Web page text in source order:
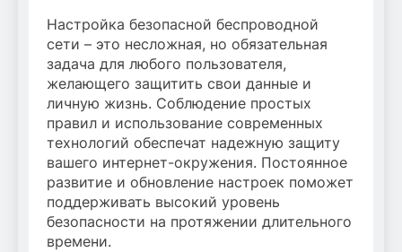
Настройка безопасной беспроводной
сети – это несложная, но обязательная
задача для любого пользователя,
желающего защитить свои данные и
личную жизнь. Соблюдение простых
правил и использование современных
технологий обеспечат надежную защиту
вашего интернет-окружения. Постоянное
развитие и обновление настроек поможет
поддерживать высокий уровень
безопасности на протяжении длительного
времени.